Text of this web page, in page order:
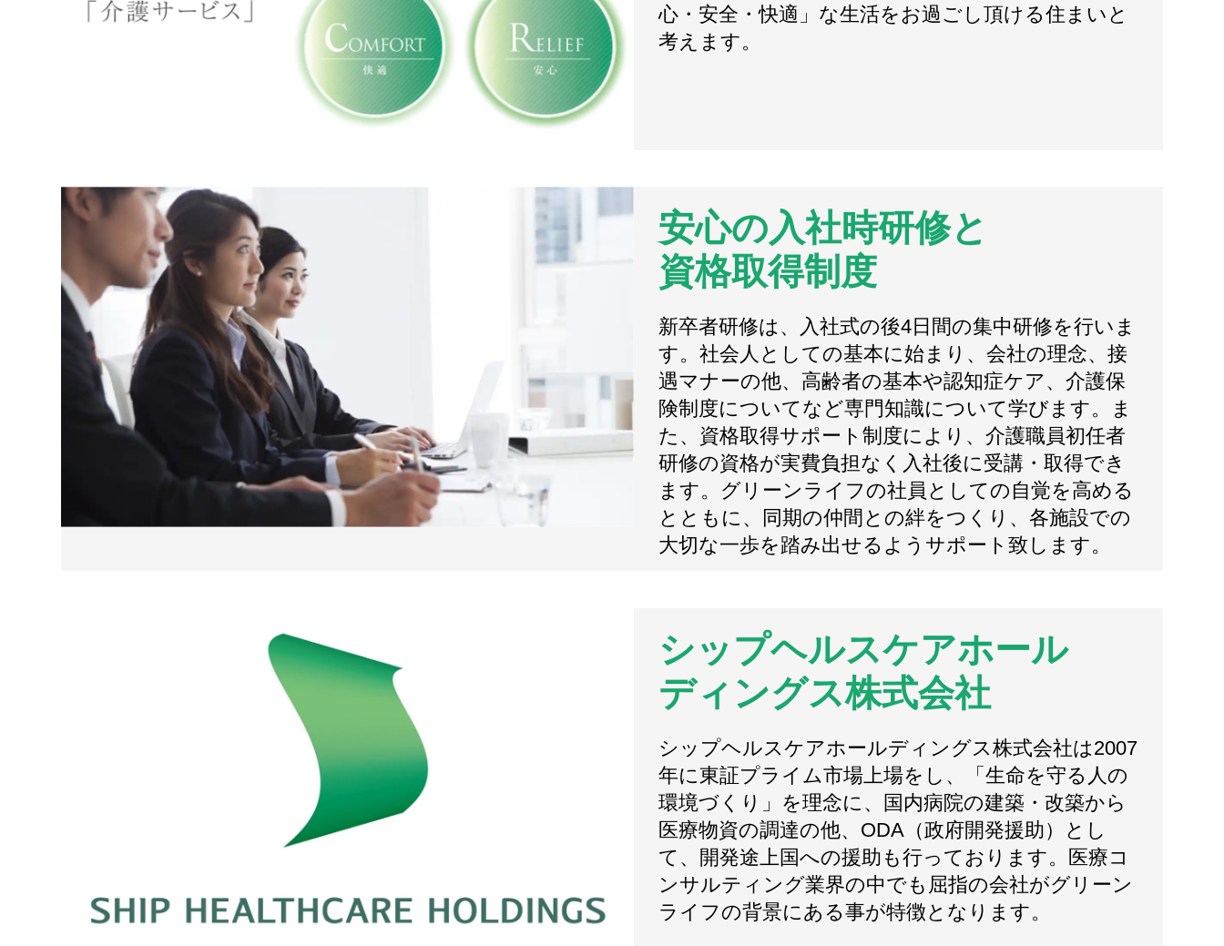
心・安全・快適」な生活をお過ごし頂ける住まいと
考えます。
安心の入社時研修と
資格取得制度
新卒者研修は、入社式の後4日間の集中研修を行いま
す。社会人としての基本に始まり、会社の理念、接
遇マナーの他、高齢者の基本や認知症ケア、介護保
険制度についてなど専門知識について学びます。ま
た、資格取得サポート制度により、介護職員初任者
研修の資格が実費負担なく入社後に受講・取得でき
ます。グリーンライフの社員としての自覚を高める
とともに、同期の仲間との絆をつくり、各施設での
大切な一歩を踏み出せるようサポート致します。
シップヘルスケアホール
ディングス株式会社
シップヘルスケアホールディングス株式会社は2007
年に東証プライム市場上場をし、「生命を守る人の
環境づくり」を理念に、国内病院の建築・改築から
医療物資の調達の他、ODA（政府開発援助）とし
て、開発途上国への援助も行っております。医療コ
ンサルティング業界の中でも屈指の会社がグリーン
ライフの背景にある事が特徴となります。